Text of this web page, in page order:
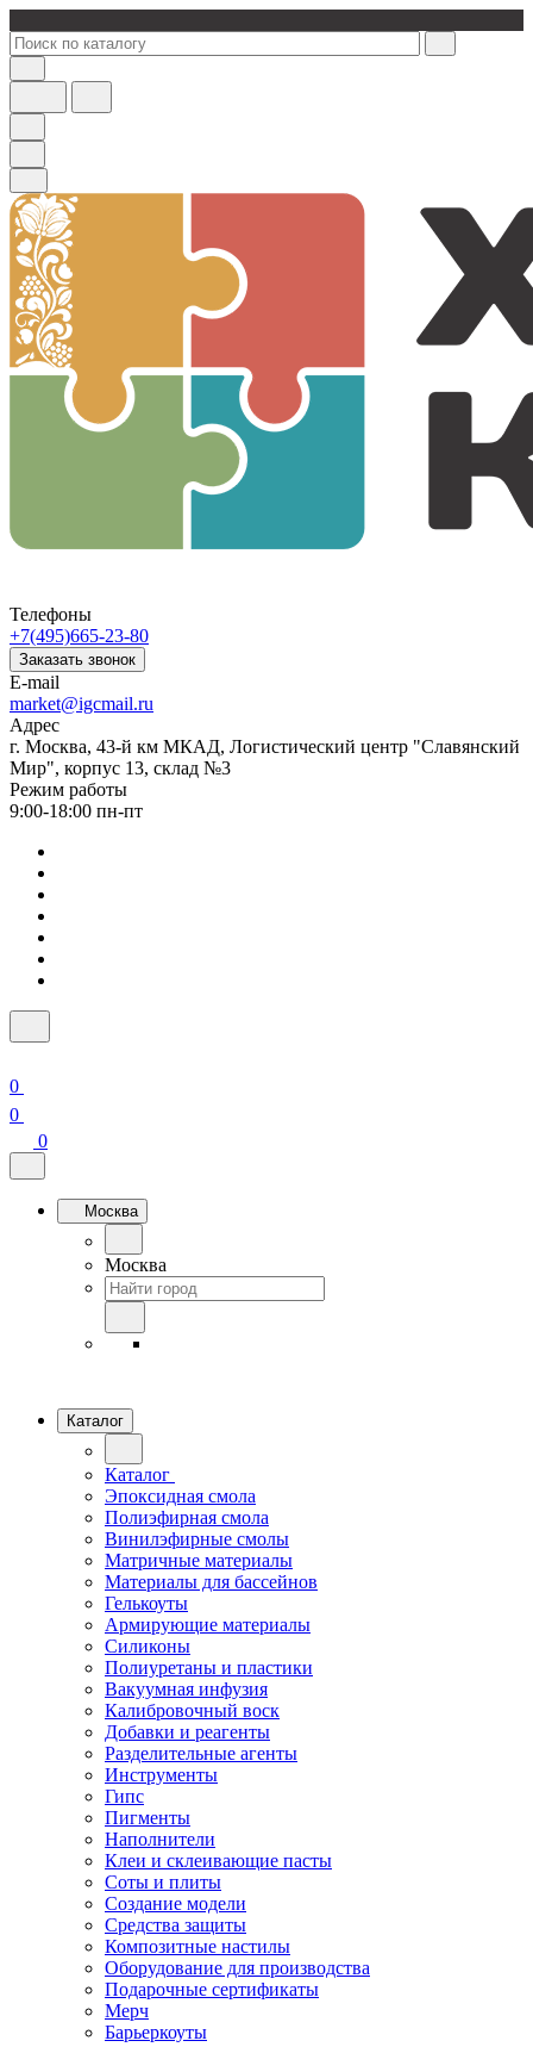
Телефоны
+7(495)665-23-80
Заказать звонок
E-mail
market@igcmail.ru
Адрес
г. Москва, 43-й км МКАД, Логистический центр "Славянский
Мир", корпус 13, склад №3
Режим работы
9:00-18:00 пн-пт
0
0
0
Москва
Москва
Каталог
Каталог
Эпоксидная смола
Полиэфирная смола
Винилэфирные смолы
Матричные материалы
Материалы для бассейнов
Гелькоуты
Армирующие материалы
Силиконы
Полиуретаны и пластики
Вакуумная инфузия
Калибровочный воск
Добавки и реагенты
Разделительные агенты
Инструменты
Гипс
Пигменты
Наполнители
Клеи и склеивающие пасты
Соты и плиты
Создание модели
Средства защиты
Композитные настилы
Оборудование для производства
Подарочные сертификаты
Мерч
Барьеркоуты